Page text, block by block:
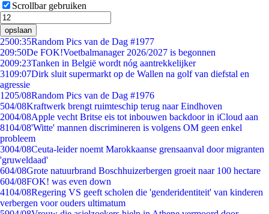
Scrollbar gebruiken
opslaan
2500:35Random Pics van de Dag #1977
209:50De FOK!Voetbalmanager 2026/2027 is begonnen
2009:23Tanken in België wordt nóg aantrekkelijker
3109:07Dirk sluit supermarkt op de Wallen na golf van diefstal en
agressie
1205/08Random Pics van de Dag #1976
504/08Kraftwerk brengt ruimteschip terug naar Eindhoven
2004/08Apple vecht Britse eis tot inbouwen backdoor in iCloud aan
8104/08'Witte' mannen discrimineren is volgens OM geen enkel
probleem
3004/08Ceuta-leider noemt Marokkaanse grensaanval door migranten
'gruweldaad'
604/08Grote natuurbrand Boschhuizerbergen groeit naar 100 hectare
604/08FOK! was even down
4104/08Regering VS geeft scholen die 'genderidentiteit' van kinderen
verbergen voor ouders ultimatum